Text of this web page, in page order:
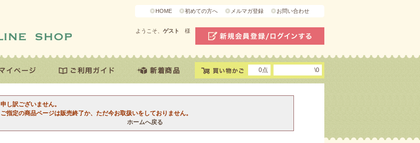
HOME 初めての方へ メルマガ登録 お問い合わせ
ようこそ、 ゲスト 様
0点 \0
申し訳ございません。
ご指定の商品ページは販売終了か、ただ今お取扱いをしておりません。
ホームへ戻る